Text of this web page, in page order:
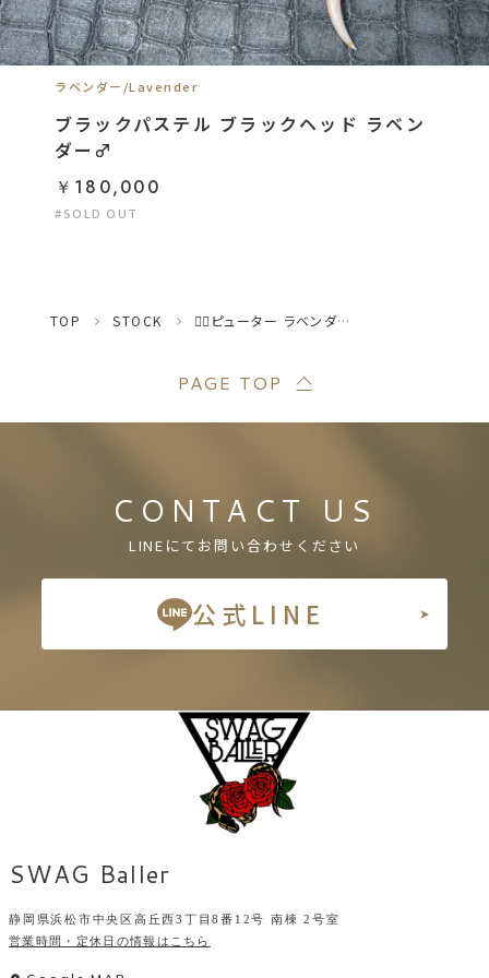
ラベンダー/Lavender
ブラックパステル ブラックヘッド ラベン
ダー♂
￥180,000
#SOLD OUT
TOP STOCK ❤️‍🔥ピューター ラベンダー hetパイ ♂
CONTACT US
LINEにてお問い合わせください
公式LINE
SWAG Baller
静岡県浜松市中央区高丘西3丁目8番12号 南棟 2号室
営業時間・定休日の情報はこちら
PAGE TOP